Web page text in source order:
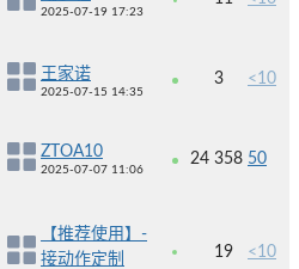
2025-07-19 17:23
王家诺
2025-07-15 14:35
3 <10
ZTOA10
2025-07-07 11:06
24 358 50
【推荐使用】-
接动作定制
19 <10